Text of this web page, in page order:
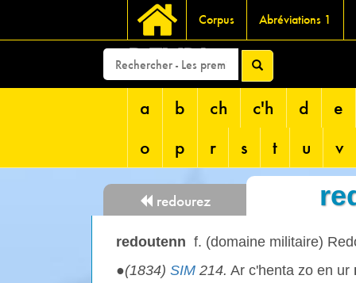
Corpus Abréviations 1
DEVRI
a b ch c'h d
e
o
p r s t u v
redourez
redoutenn f. (domaine militaire)
●(1834) SIM 214. Ar c'henta zo en ur